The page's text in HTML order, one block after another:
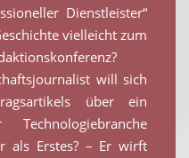
Dienstleister“
vielleicht zum
will sich
über ein
als Erstes? – Er wirft